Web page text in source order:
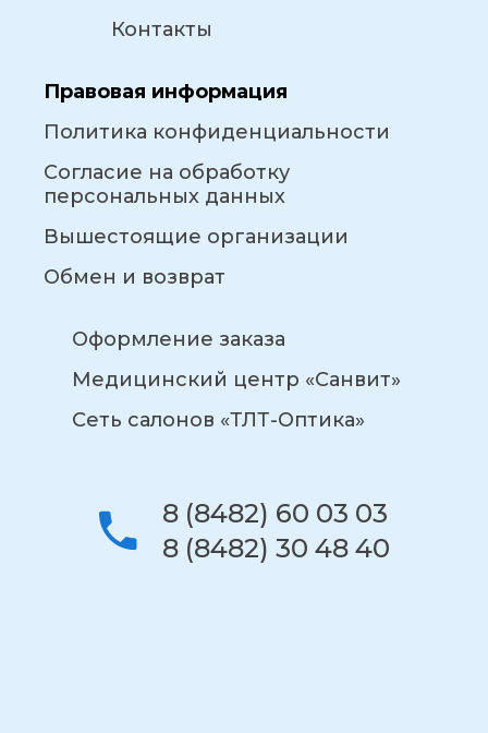
Контакты
Правовая информация
Политика конфиденциальности
Согласие на обработку
персональных данных
Вышестоящие организации
Обмен и возврат
Оформление заказа
Медицинский центр «Санвит»
Сеть салонов «ТЛТ-Оптика»
8 (8482) 60 03 03
8 (8482) 30 48 40